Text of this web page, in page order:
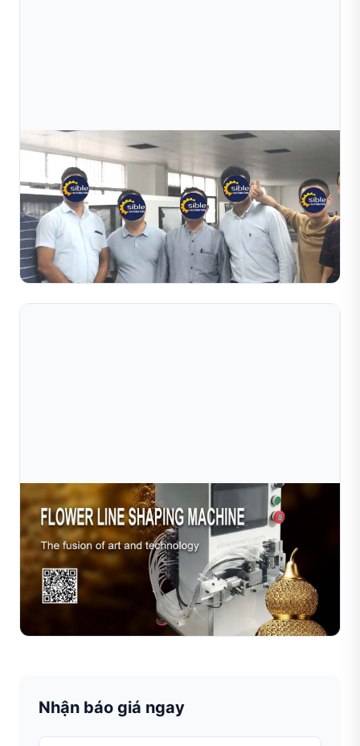
Jul 10, 2026
Khách Hàng Kinh Doanh Trang Sức Từ Ấn Độ Đã
Đến Nhà Máy Của Chúng Tôi Để Kiểm Tr
Khách hàng kinh doanh trang sức từ Ấn Độ đã đến nhà
máy của chúng tôi để kiểm tra và tìm hiểu. Họ đánh giá
rất cao chất lượng thiết bị cũng như dành lời khen ng...
Đọc toàn bộ bài viết
Jul 10, 2026
Máy Sible Filigree: Nơi Công Nghệ Chính Xác
Giao Thoa Cùng Nghệ Thuật Chế Tác Tr
Tại Sible, chúng tôi không chỉ bán máy móc—chúng tôi
cung cấp các giải pháp sản xuất trang sức sẵn sàng cho
tương lai. Dù bạn đang nâng cấp xưởng chế tác quy mô...
Nhận báo giá ngay